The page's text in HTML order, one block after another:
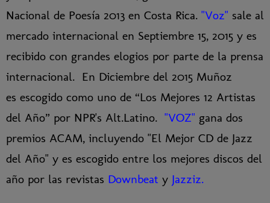
Nacional de Poesía 2013 en Costa Rica. "Voz" sale al
mercado internacional en Septiembre 15, 2015 y es
recibido con grandes elogios por parte de la prensa
internacional. En Diciembre del 2015 Muñoz
es escogido como uno de “Los Mejores 12 Artistas
del Año” por NPR's Alt.Latino. "VOZ" gana dos
premios ACAM, incluyendo "El Mejor CD de Jazz
del Año" y es escogido entre los mejores discos del
año por las revistas Downbeat y Jazziz.